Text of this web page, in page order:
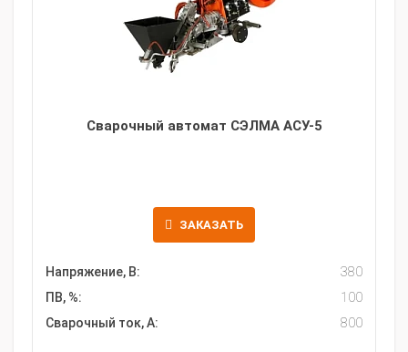
Сварочный автомат СЭЛМА АСУ-5
ЗАКАЗАТЬ
Напряжение, В:
380
ПВ, %:
100
Сварочный ток, А:
800